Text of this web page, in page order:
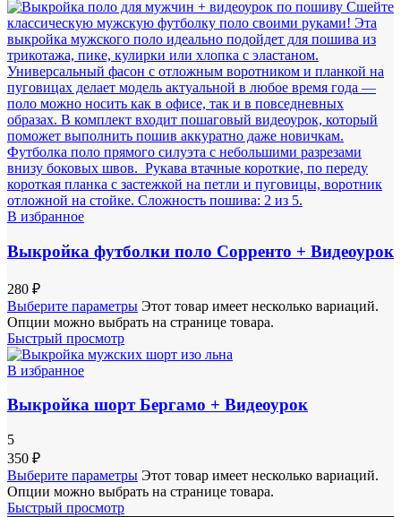
В избранное
Выкройка футболки поло Сорренто + Видеоурок
280 ₽
Выберите параметры Этот товар имеет несколько вариаций.
Опции можно выбрать на странице товара.
Быстрый просмотр
В избранное
Выкройка шорт Бергамо + Видеоурок
5
350 ₽
Выберите параметры Этот товар имеет несколько вариаций.
Опции можно выбрать на странице товара.
Быстрый просмотр